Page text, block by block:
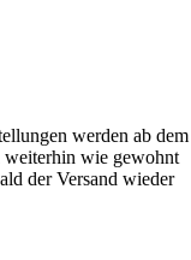
werden ab dem
weiterhin wie gewohnt
der Versand wieder